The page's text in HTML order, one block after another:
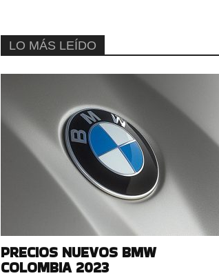
LO MÁS LEÍDO
PRECIOS NUEVOS BMW
COLOMBIA 2023